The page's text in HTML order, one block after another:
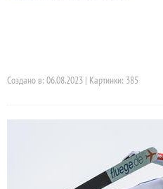
Создано в: 06.08.2023 | Картинки: 385